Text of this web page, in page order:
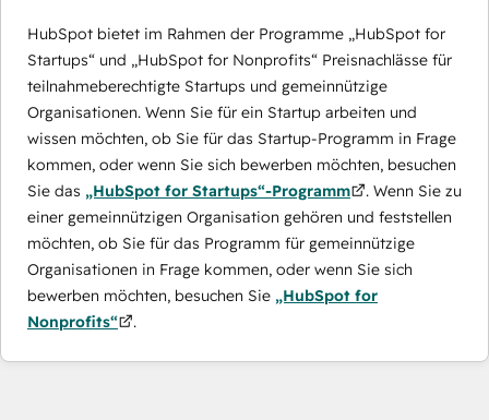
HubSpot bietet im Rahmen der Programme „HubSpot for
Startups“ und „HubSpot for Nonprofits“ Preisnachlässe für
teilnahmeberechtigte Startups und gemeinnützige
Organisationen. Wenn Sie für ein Startup arbeiten und
wissen möchten, ob Sie für das Startup-Programm in Frage
kommen, oder wenn Sie sich bewerben möchten, besuchen
Sie das „HubSpot for Startups“-Programm
. Wenn Sie zu
einer gemeinnützigen Organisation gehören und feststellen
möchten, ob Sie für das Programm für gemeinnützige
Organisationen in Frage kommen, oder wenn Sie sich
bewerben möchten, besuchen Sie „HubSpot for
Nonprofits“
.